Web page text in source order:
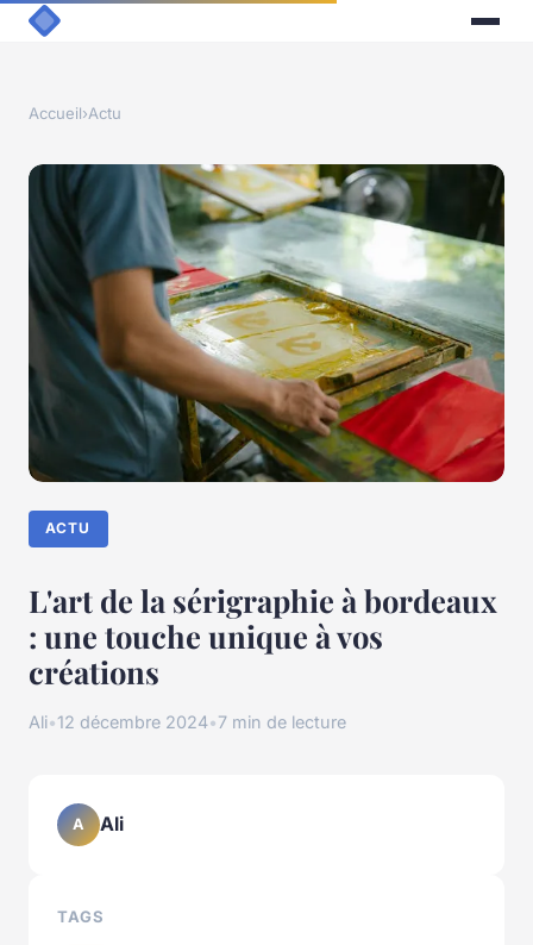
Accueil›Actu
ACTU
L'art de la sérigraphie à bordeaux
: une touche unique à vos
créations
Ali•12 décembre 2024•7 min de lecture
A Ali
TAGS